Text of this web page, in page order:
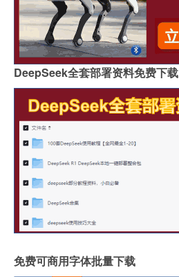
DeepSeek全套部署资料免费下载
免费可商用字体批量下载